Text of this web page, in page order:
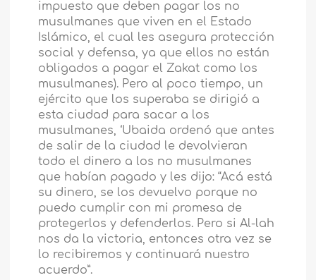
impuesto que deben pagar los no
musulmanes que viven en el Estado
Islámico, el cual les asegura protección
social y defensa, ya que ellos no están
obligados a pagar el Zakat como los
musulmanes). Pero al poco tiempo, un
ejército que los superaba se dirigió a
esta ciudad para sacar a los
musulmanes, ‘Ubaida ordenó que antes
de salir de la ciudad le devolvieran
todo el dinero a los no musulmanes
que habían pagado y les dijo: “Acá está
su dinero, se los devuelvo porque no
puedo cumplir con mi promesa de
protegerlos y defenderlos. Pero si Al-lah
nos da la victoria, entonces otra vez se
lo recibiremos y continuará nuestro
acuerdo”.